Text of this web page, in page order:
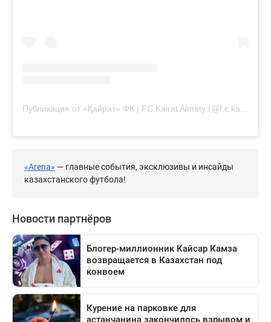
«Arena» — главные события, эксклюзивы и инсайды
казахстанского футбола!